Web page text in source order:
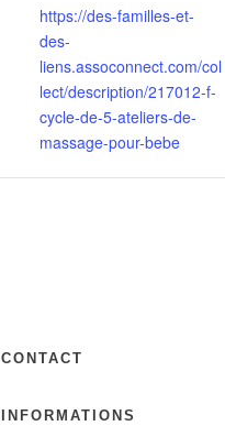
https://des-familles-et-
des-
liens.assoconnect.com/col
lect/description/217012-f-
cycle-de-5-ateliers-de-
massage-pour-bebe
CONTACT
INFORMATIONS